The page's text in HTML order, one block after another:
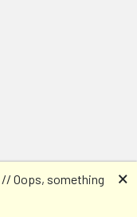
Oops, something
🗙